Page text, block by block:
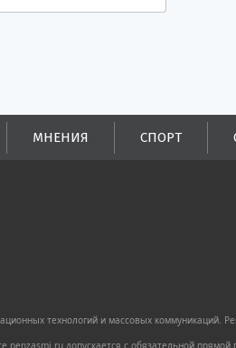
МНЕНИЯ СПОРТ
технологий и массовых коммуникаций.